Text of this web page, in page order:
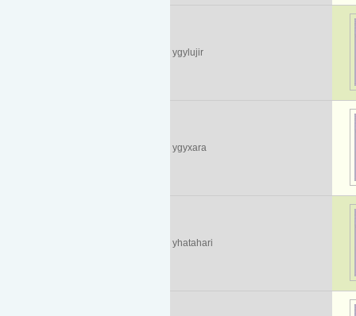
ygylujir
ygyxara
yhatahari